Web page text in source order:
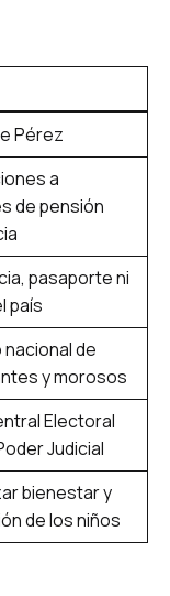
Pérez
a
de pensión
pasaporte ni
país
de
y morosos
Electoral
Judicial
bienestar y
de los niños